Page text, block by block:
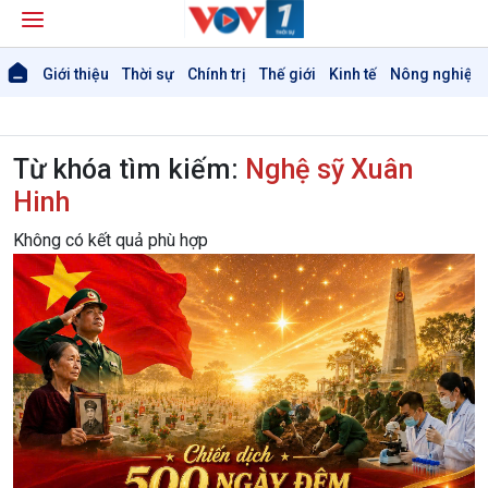
Giới thiệu Thời sự Chính trị Thế giới Kinh tế Nông nghiệp
Giới thiệu
Thời sự 6h
Thời sự 12h
Thời sự 18h
Thời sự 21h30
Bản tin
Chuyên mục
Theo dòng Thời sự
Chính trị
Thế giới
Từ khóa tìm kiếm: Nghệ sỹ Xuân
Hinh
Không có kết quả phù hợp